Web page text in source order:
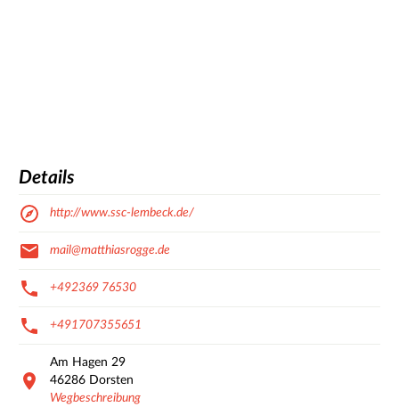
Details
http://www.ssc-lembeck.de/
mail@matthiasrogge.de
+492369 76530
+491707355651
Am Hagen 29
46286 Dorsten
Wegbeschreibung